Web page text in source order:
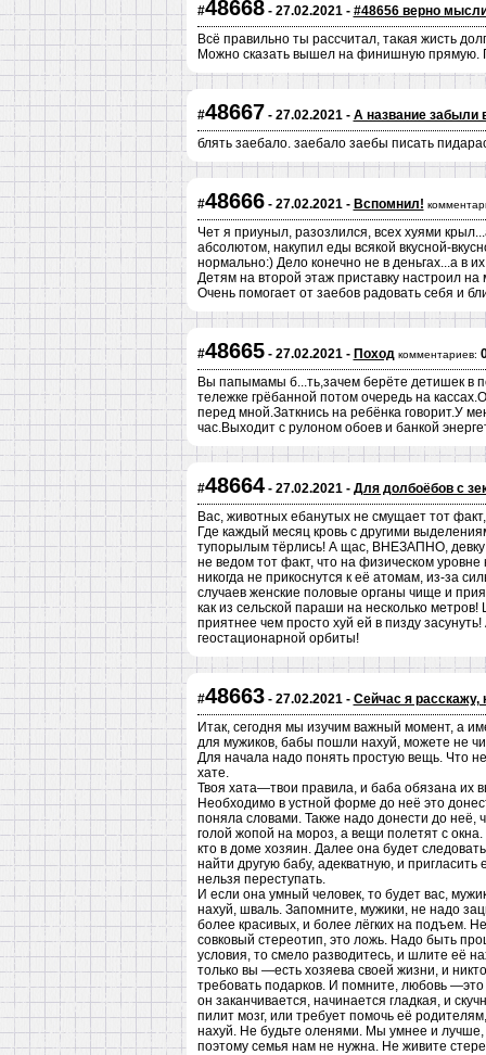
#48668- 27.02.2021 - #48656 верно
Всё правильно ты рассчитал, такая жисть
Можно сказать вышел на финишную прямую.
#48667 - 27.02.2021 - А название забыли
блять заебало. заебало заебы писать
#48666- 27.02.2021 - Вспомнил!
Чет я приуныл, разозлился, всех хуями
абсолютом, накупил еды всякой вкусной-
нормально:) Дело конечно не в деньгах...а в
Детям на второй этаж приставку настроил
Очень помогает от заебов радовать себя и
#48665- 27.02.2021 - Поход комментариев:
Вы папымамы б...ть,зачем берёте детишек в
тележке грёбанной потом очередь на
перед мной.Заткнись на ребёнка говорит.У
час.Выходит с рулоном обоев и банкой
#48664- 27.02.2021 - Для долбоёбов с
Вас, животных ебанутых не смущает тот
Где каждый месяц кровь с другими
тупорылым тёрлись! А щас, ВНЕЗАПНО, девку
не ведом тот факт, что на физическом
никогда не прикоснутся к её атомам, из-за
случаев женские половые органы чище и
как из сельской параши на несколько
приятнее чем просто хуй ей в пизду
геостационарной орбиты!
#48663- 27.02.2021 - Сейчас я расскажу,
Итак, сегодня мы изучим важный момент, а
для мужиков, бабы пошли нахуй, можете не
Для начала надо понять простую вещь. Что
хате.
Твоя хата—твои правила, и баба обязана их
Необходимо в устной форме до неё это
поняла словами. Также надо донести до неё,
голой жопой на мороз, а вещи полетят с
кто в доме хозяин. Далее она будет
найти другую бабу, адекватную, и
нельзя переступать.
И если она умный человек, то будет вас,
нахуй, шваль. Запомните, мужики, не надо
более красивых, и более лёгких на подъем.
совковый стереотип, это ложь. Надо быть
условия, то смело разводитесь, и шлите её
только вы —есть хозяева своей жизни, и
требовать подарков. И помните, любовь
он заканчивается, начинается гладкая, и
пилит мозг, или требует помочь её
нахуй. Не будьте оленями. Мы умнее и
поэтому семья нам не нужна. Не живите